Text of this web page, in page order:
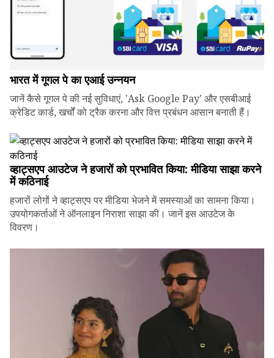
भारत में गूगल पे का एआई उन्नयन
जानें कैसे गूगल पे की नई सुविधाएं, 'Ask Google Pay' और एसबीआई
क्रेडिट कार्ड, खर्चों को ट्रैक करना और वित्त प्रबंधन आसान बनाती हैं।
व्हाट्सएप आउटेज ने हजारों को प्रभावित किया: मीडिया साझा करने
में कठिनाई
हजारों लोगों ने व्हाट्सएप पर मीडिया भेजने में समस्याओं का सामना किया।
उपयोगकर्ताओं ने ऑनलाइन निराशा साझा की। जानें इस आउटेज के
विवरण।